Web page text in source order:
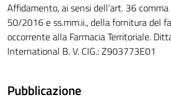
Affidamento, ai sensi dell’art. 36
50/2016 e ss.mm.ii., della fornitura del
occorrente alla Farmacia Territoriale.
International B. V. CIG.: Z903773E01
Pubblicazione